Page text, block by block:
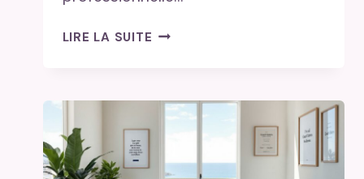
LIRE LA SUITE COACH
VERS